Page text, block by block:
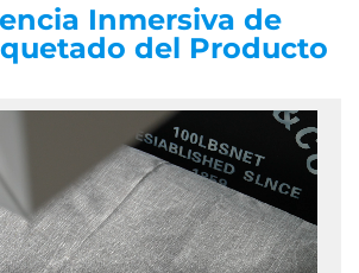
Inmersiva de
del Producto